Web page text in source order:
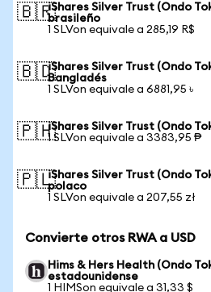
🇧🇷iShares Silver Trust (Ondo
brasileño
1 SLVon equivale a 285,19 R$
🇧🇩iShares Silver Trust (Ondo
Bangladés
1 SLVon equivale a 6881,95 ৳
🇵🇭iShares Silver Trust (Ondo
1 SLVon equivale a 3383,95 ₱
🇵🇱iShares Silver Trust (Ondo
polaco
1 SLVon equivale a 207,55 zł
Convierte otros RWA a USD
Hims & Hers Health (Ondo
estadounidense
1 HIMSon equivale a 31,33 $